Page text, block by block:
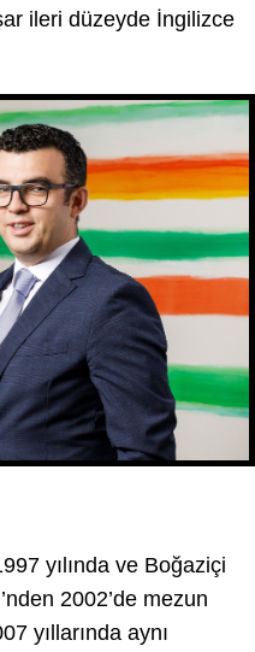
ileri düzeyde İngilizce
yılında ve Boğaziçi
2002’de mezun
yıllarında aynı